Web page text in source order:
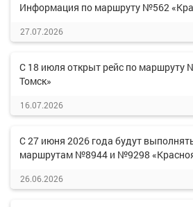
Информация по маршруту №562
27.07.2026
С 18 июля открыт рейс по маршруту
Томск»
16.07.2026
С 27 июня 2026 года будут
маршрутам №8944 и №9298
26.06.2026